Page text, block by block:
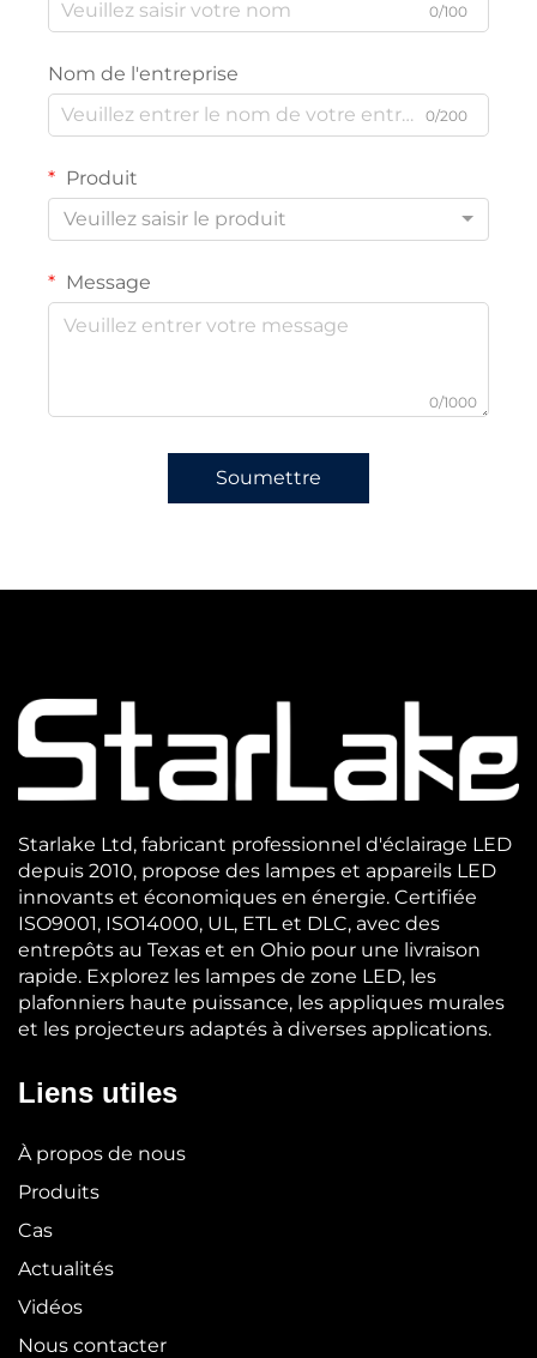
0/100
Nom de l'entreprise
0/200
Produit
Veuillez saisir le produit
Message
0/1000
Soumettre
Starlake Ltd, fabricant professionnel d'éclairage LED
depuis 2010, propose des lampes et appareils LED
innovants et économiques en énergie. Certifiée
ISO9001, ISO14000, UL, ETL et DLC, avec des
entrepôts au Texas et en Ohio pour une livraison
rapide. Explorez les lampes de zone LED, les
plafonniers haute puissance, les appliques murales
et les projecteurs adaptés à diverses applications.
Liens utiles
À propos de nous
Produits
Cas
Actualités
Vidéos
Nous contacter